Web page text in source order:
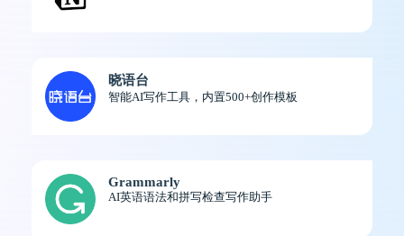
晓语台
智能AI写作工具，内置500+创作模板
Grammarly
AI英语语法和拼写检查写作助手